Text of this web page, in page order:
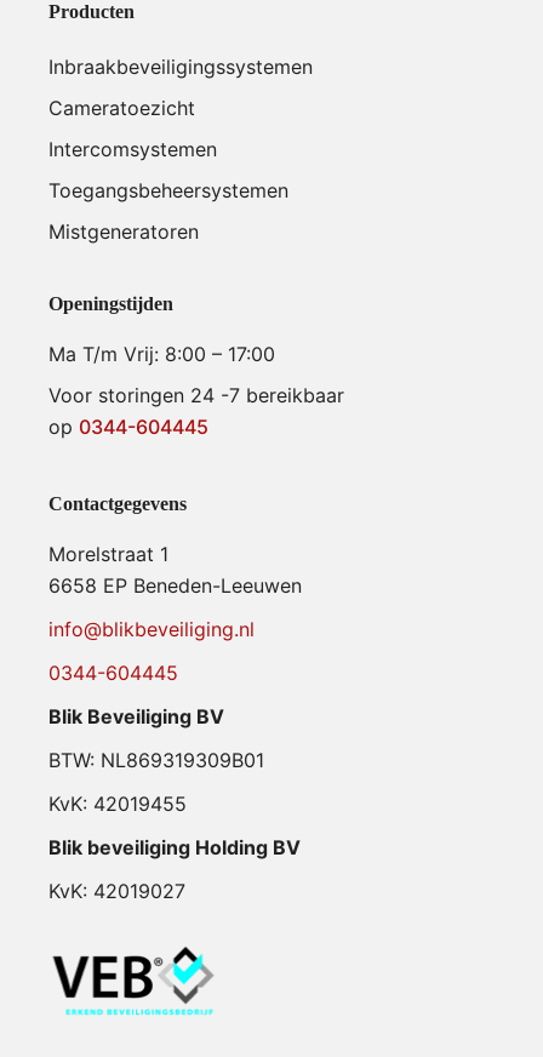
Producten
Inbraakbeveiligingssystemen
Cameratoezicht
Intercomsystemen
Toegangsbeheersystemen
Mistgeneratoren
Openingstijden
Ma T/m Vrij: 8:00 – 17:00
Voor storingen 24 -7 bereikbaar
op 0344-604445
Contactgegevens
Morelstraat 1
6658 EP Beneden-Leeuwen
info@blikbeveiliging.nl
0344-604445
Blik Beveiliging BV
BTW: NL869319309B01
KvK: 42019455
Blik beveiliging Holding BV
KvK: 42019027